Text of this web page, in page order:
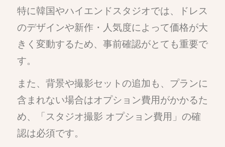
特に韓国やハイエンドスタジオでは、ドレス
のデザインや新作・人気度によって価格が大
きく変動するため、事前確認がとても重要で
す。
また、背景や撮影セットの追加も、プランに
含まれない場合はオプション費用がかかるた
め、「スタジオ撮影 オプション費用」の確
認は必須です。